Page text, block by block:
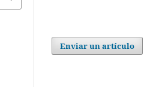
Enviar un artículo